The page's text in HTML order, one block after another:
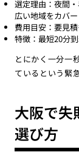
選定理由：夜間
広い地域をカバー
費用目安：要見
特徴：最短20分
とにかく一分一
ているという緊
大阪で失
選び方